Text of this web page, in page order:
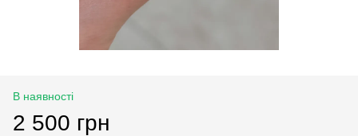
В наявності
2 500 грн